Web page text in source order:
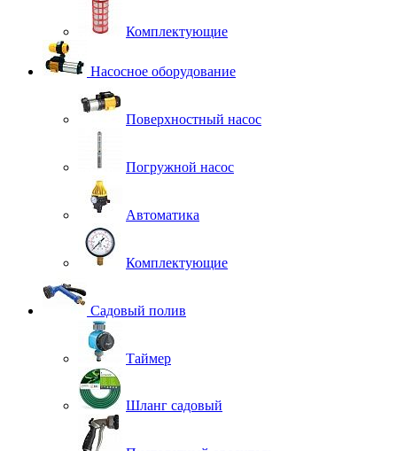
Комплектующие
Насосное оборудование
Поверхностный насос
Погружной насос
Автоматика
Комплектующие
Садовый полив
Таймер
Шланг садовый